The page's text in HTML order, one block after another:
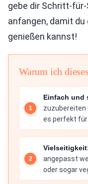
gebe dir Schritt-
anfangen, damit
genießen kannst!
Warum ich
Einfach und
zuzubereiten
es perfekt
angepasst
oder sogar